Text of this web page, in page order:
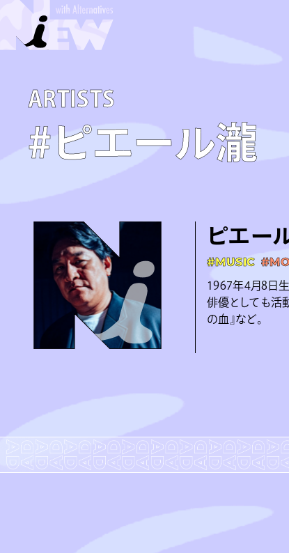
A­R­T­I­S­T­S
#ピエール瀧
ピエー
#MUSIC
1967年4月8日
俳優としても活
の血』など。